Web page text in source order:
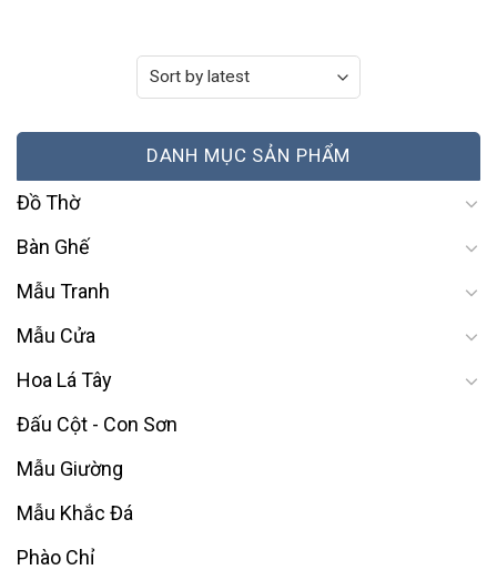
DANH MỤC SẢN PHẨM
Đồ Thờ
Bàn Ghế
Mẫu Tranh
Mẫu Cửa
Hoa Lá Tây
Đấu Cột - Con Sơn
Mẫu Giường
Mẫu Khắc Đá
Phào Chỉ